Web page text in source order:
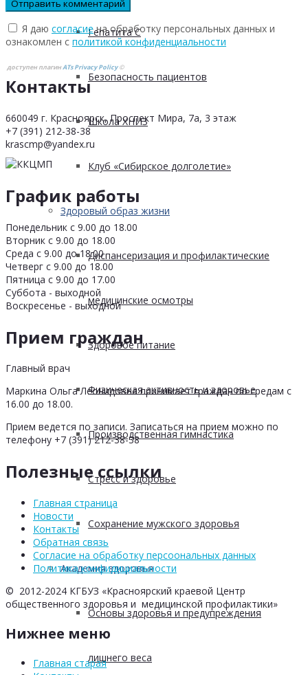
Гепатита С
Безопасность пациентов
Школа ХНИЗ
Клуб «Сибирское долголетие»
Здоровый образ жизни
Диспансеризация и профилактические
медицинские осмотры
Здоровое питание
Физическая активность и здоровье
Производственная гимнастика
Стресс и здоровье
Сохранение мужского здоровья
Академия здоровья
Основы здоровья и предупреждения
лишнего веса
Я даю согласиена обработку персональных данных и
ознакомлен с политикой конфиденциальности
доступен плагинATs Privacy Policy©
Контакты
660049 г. Красноярск, Проспект Мира, 7а, 3 этаж
+7 (391) 212-38-38
krascmp@yandex.ru
График работы
Понедельник с 9.00 до 18.00
Вторник с 9.00 до 18.00
Среда с 9.00 до 18.00
Четверг с 9.00 до 18.00
Пятница с 9.00 до 17.00
Суббота - выходной
Воскресенье - выходной
Прием граждан
Главный врач
Маркина Ольга Леонидовна принимает граждан по средам с
16.00 до 18.00.
Прием ведется по записи. Записаться на прием можно по
телефону +7 (391) 212-38-38
Полезные ссылки
Главная страница
Новости
Контакты
Обратная связь
Согласие на обработку персоональных данных
Политика конфидициальности
© 2012-2024 КГБУЗ «Красноярский краевой Центр
общественного здоровья и медицинской профилактики»
Нижнее меню
Главная старая